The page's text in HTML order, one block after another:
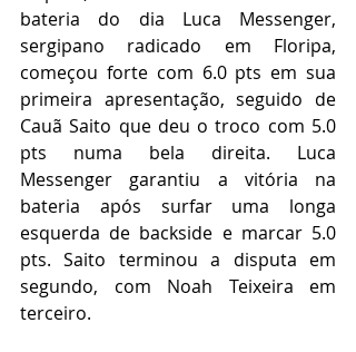
bateria do dia Luca Messenger,
sergipano radicado em Floripa,
começou forte com 6.0 pts em sua
primeira apresentação, seguido de
Cauã Saito que deu o troco com 5.0
pts numa bela direita. Luca
Messenger garantiu a vitória na
bateria após surfar uma longa
esquerda de backside e marcar 5.0
pts. Saito terminou a disputa em
segundo, com Noah Teixeira em
terceiro.